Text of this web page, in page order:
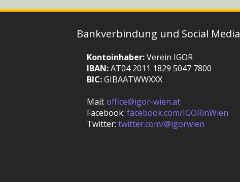
Bankverbindung und Social Media
Kontoinhaber:Verein IGOR
IBAN:AT04 2011 1829 5047 7800
BIC:GIBAATWWXXX
Mail:office@igor-wien.at
Facebook:facebook.com/IGORinWien
Twitter:twitter.com/@igorwien